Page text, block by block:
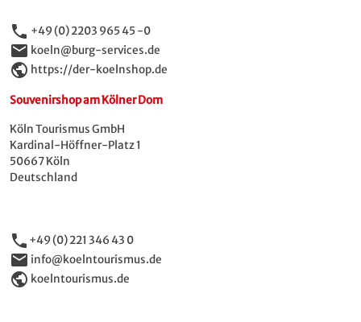
phone +49 (0) 2203 965 45 -0
email koeln@burg-services.de
public https://der-koelnshop.de
Souvenirshop am Kölner Dom
Köln Tourismus GmbH
Kardinal-Höffner-Platz 1
50667 Köln
Deutschland
phone +49 (0) 221 346 43 0
email info@koelntourismus.de
public koelntourismus.de